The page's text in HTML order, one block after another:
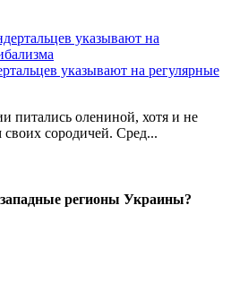
указывают на регулярные
питались олениной, хотя и не
сородичей. Сред...
регионы Украины?